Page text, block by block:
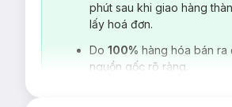
phút sau khi giao hàng
lấy hoá đơn.
Do 100% hàng hóa bán ra
nguồn gốc rõ ràng.